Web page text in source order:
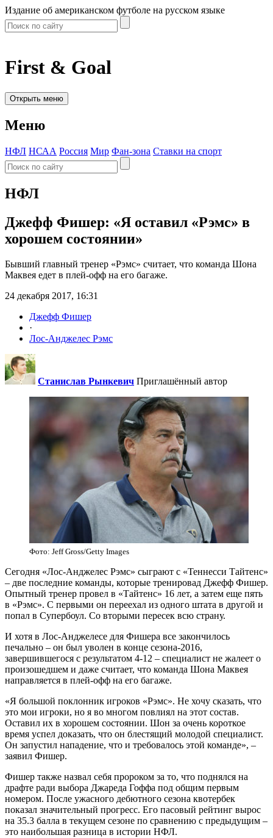
Издание об американском футболе на русском языке
First & Goal
Открыть меню
Меню
НФЛ НСАА Россия Мир Фан-зона Ставки на спорт
НФЛ
Джефф Фишер: «Я оставил «Рэмс» в
хорошем состоянии»
Бывший главный тренер «Рэмс» считает, что команда Шона
Маквея едет в плей-офф на его багаже.
24 декабря 2017, 16:31
Джефф Фишер
·
Лос-Анджелес Рэмс
Станислав Рынкевич Приглашённый автор
Фото: Jeff Gross/Getty Images
Сегодня «Лос-Анджелес Рэмс» сыграют с «Теннесси Тайтенс»
– две последние команды, которые тренировад Джефф Фишер.
Опытный тренер провел в «Тайтенс» 16 лет, а затем еще пять
в «Рэмс». С первыми он переехал из одного штата в другой и
попал в Супербоул. Со вторыми пересек всю страну.
И хотя в Лос-Анджелесе для Фишера все закончилось
печально – он был уволен в конце сезона-2016,
завершившегося с результатом 4-12 – специалист не жалеет о
произошедшем и даже считает, что команда Шона Маквея
направляется в плей-офф на его багаже.
«Я большой поклонник игроков «Рэмс». Не хочу сказать, что
это мои игроки, но я во многом повлиял на этот состав.
Оставил их в хорошем состоянии. Шон за очень короткое
время успел доказать, что он блестящий молодой специалист.
Он запустил нападение, что и требовалось этой команде», –
заявил Фишер.
Фишер также назвал себя пророком за то, что поднялся на
драфте ради выбора Джареда Гоффа под общим первым
номером. После ужасного дебютного сезона квотербек
показал значительный прогресс. Его пасовый рейтинг вырос
на 35.3 балла в текущем сезоне по сравнению с предыдущим –
это наибольшая разница в истории НФЛ.